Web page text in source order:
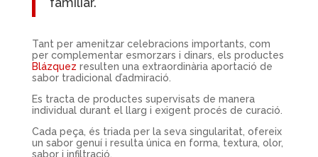
Tant per amenitzar celebracions importants, com
per complementar esmorzars i dinars, els productes
Blázquez resulten una extraordinària aportació de
sabor tradicional d’admiració.
Es tracta de productes supervisats de manera
individual durant el llarg i exigent procés de curació.
Cada peça, és triada per la seva singularitat, ofereix
un sabor genuí i resulta única en forma, textura, olor,
sabor i infiltració.